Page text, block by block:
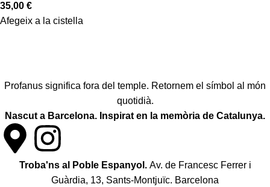
35,00 €
Afegeix a la cistella
Profanus significa fora del temple. Retornem el símbol al món
quotidià.
Nascut a Barcelona. Inspirat en la memòria de Catalunya.
Troba'ns al Poble Espanyol. Av. de Francesc Ferrer i
Guàrdia, 13, Sants-Montjuïc. Barcelona